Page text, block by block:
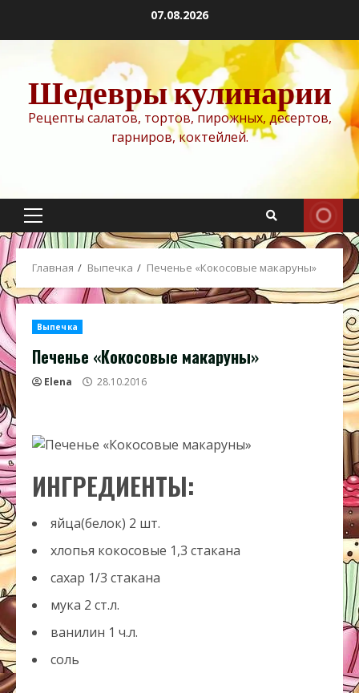
содержимому
07.08.2026
Шедевры кулинарии
Рецепты салатов, тортов, пирожных, десертов,
гарниров, коктейлей.
Основное
меню
Главная Выпечка Печенье «Кокосовые макаруны»
Выпечка
Печенье «Кокосовые макаруны»
Elena 28.10.2016
ИНГРЕДИЕНТЫ:
яйца(белок) 2 шт.
хлопья кокосовые 1,3 стакана
сахар 1/3 стакана
мука 2 ст.л.
ванилин 1 ч.л.
соль